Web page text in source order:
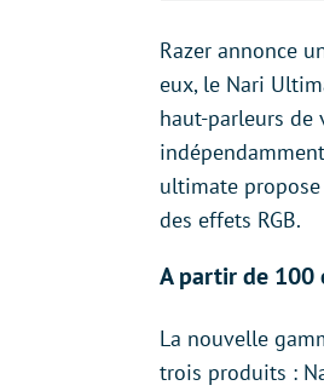
Razer annonce
eux, le Nari
haut-parleurs de
ultimate
des effets RGB.
A partir de 100
La nouvelle
trois produits :